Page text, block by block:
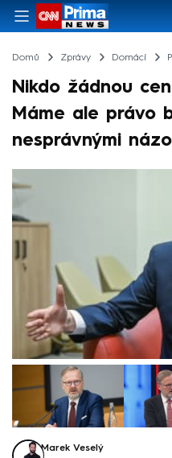
Domů Zprávy Domácí
Nikdo žádnou
Máme ale právo
nesprávnými
Marek Veselý